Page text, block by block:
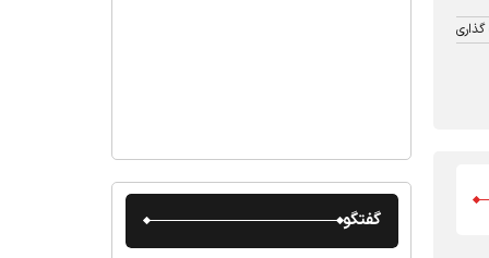
گفتگو